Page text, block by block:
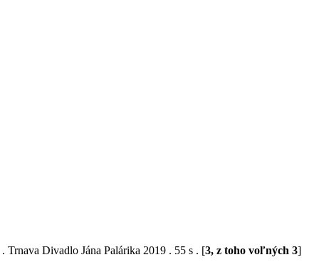
Trnava Divadlo Jána Palárika 2019 . 55 s . [3, z toho voľných 3]